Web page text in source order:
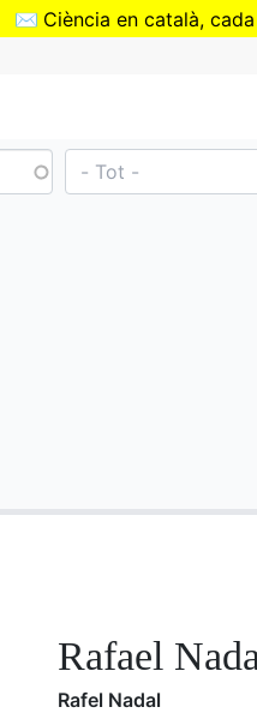
✉️ Ciència en català,
Rafael
Rafel Nadal